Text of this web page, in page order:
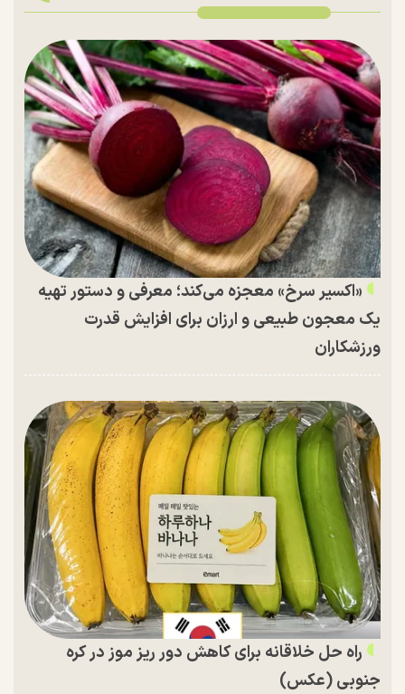
«اکسیر سرخ» معجزه می‌کند؛ معرفی و دستور تهیه
یک معجون طبیعی و ارزان برای افزایش قدرت
ورزشکاران
راه حل خلاقانه برای کاهش دور ریز موز در کره
جنوبی (عکس)